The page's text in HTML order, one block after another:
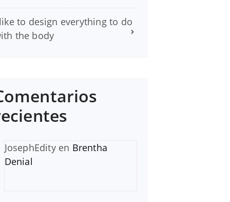
to design everything to do
the body
JosephEdityen Brentha
Denial